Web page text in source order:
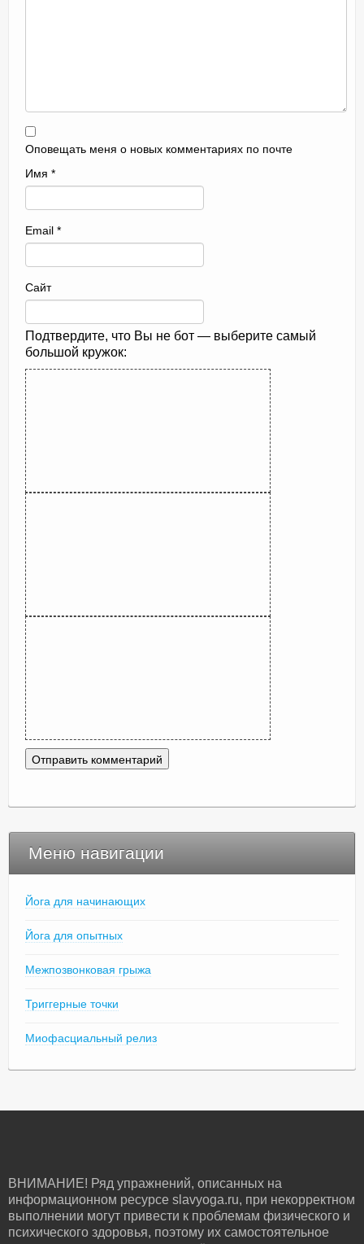
Оповещать меня о новых комментариях по почте
Имя *
Email *
Сайт
Подтвердите, что Вы не бот — выберите самый
большой кружок:
Меню навигации
Йога для начинающих
Йога для опытных
Межпозвонковая грыжа
Триггерные точки
Миофасциальный релиз
ВНИМАНИЕ! Ряд упражнений, описанных на
информационном ресурсе slavyoga.ru, при некорректном
выполнении могут привести к проблемам физического и
психического здоровья, поэтому их самостоятельное